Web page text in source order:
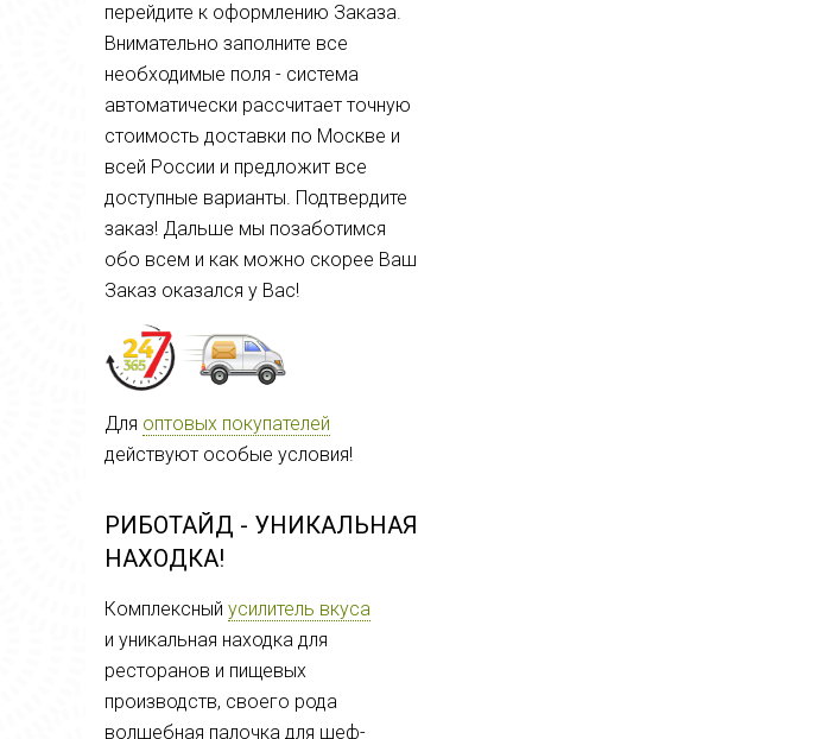
перейдите к оформлению Заказа.
Внимательно заполните все
необходимые поля - система
автоматически рассчитает точную
стоимость доставки по Москве и
всей России и предложит все
доступные варианты. Подтвердите
заказ! Дальше мы позаботимся
обо всем и как можно скорее Ваш
Заказ оказался у Вас!
Для оптовых покупателей
действуют особые условия!
РИБОТАЙД - УНИКАЛЬНАЯ
НАХОДКА!
Комплексный усилитель вкуса
и уникальная находка для
ресторанов и пищевых
производств, своего рода
волшебная палочка для шеф-